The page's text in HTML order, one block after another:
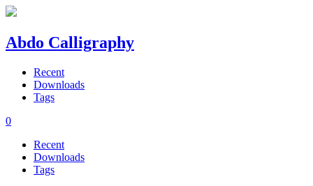
Abdo Calligraphy
Recent
Downloads
Tags
0
Recent
Downloads
Tags